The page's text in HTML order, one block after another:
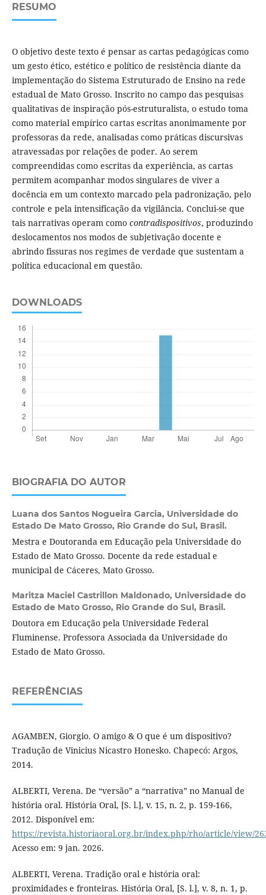
RESUMO
O objetivo deste texto é pensar as cartas pedagógicas como
um gesto ético, estético e político de resistência diante da
implementação do Sistema Estruturado de Ensino na rede
estadual de Mato Grosso. Inscrito no campo das pesquisas
qualitativas de inspiração pós-estruturalista, o estudo toma
como material empírico cartas escritas anonimamente por
professoras da rede, analisadas como práticas discursivas
atravessadas por relações de poder. Ao serem
compreendidas como escritas da experiência, as cartas
permitem acompanhar modos singulares de viver a
docência em um contexto marcado pela padronização, pelo
controle e pela intensificação da vigilância. Conclui-se que
tais narrativas operam como contradispositivos, produzindo
deslocamentos nos modos de subjetivação docente e
abrindo fissuras nos regimes de verdade que sustentam a
política educacional em questão.
DOWNLOADS
BIOGRAFIA DO AUTOR
Luana dos Santos Nogueira Garcia, Universidade do
Estado De Mato Grosso, Rio Grande do Sul, Brasil.
Mestra e Doutoranda em Educação pela Universidade do
Estado de Mato Grosso. Docente da rede estadual e
municipal de Cáceres, Mato Grosso.
Maritza Maciel Castrillon Maldonado, Universidade do
Estado de Mato Grosso, Rio Grande do Sul, Brasil.
Doutora em Educação pela Universidade Federal
Fluminense. Professora Associada da Universidade do
Estado de Mato Grosso.
REFERÊNCIAS
AGAMBEN, Giorgio. O amigo & O que é um dispositivo?
Tradução de Vinicius Nicastro Honesko. Chapecó: Argos,
2014.
ALBERTI, Verena. De “versão” a “narrativa” no Manual de
história oral. História Oral, [S. l.], v. 15, n. 2, p. 159-166,
2012. Disponível em:
https://revista.historiaoral.org.br/index.php/rho/article/view/
Acesso em: 9 jan. 2026.
ALBERTI, Verena. Tradição oral e história oral:
proximidades e fronteiras. História Oral, [S. l.], v. 8, n. 1, p.